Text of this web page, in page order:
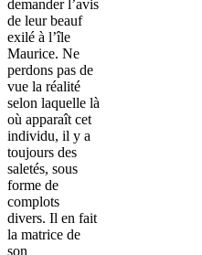
demander l’avis
de leur beauf
exilé à l’île
Maurice. Ne
perdons pas de
vue la réalité
selon laquelle là
où apparaît cet
individu, il y a
toujours des
saletés, sous
forme de
complots
divers. Il en fait
la matrice de
son